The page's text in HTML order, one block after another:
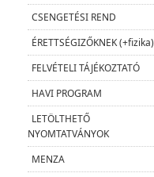
CSENGETÉSI REND
ÉRETTSÉGIZŐKNEK (+fizika)
FELVÉTELI TÁJÉKOZTATÓ
HAVI PROGRAM
LETÖLTHETŐ
NYOMTATVÁNYOK
MENZA